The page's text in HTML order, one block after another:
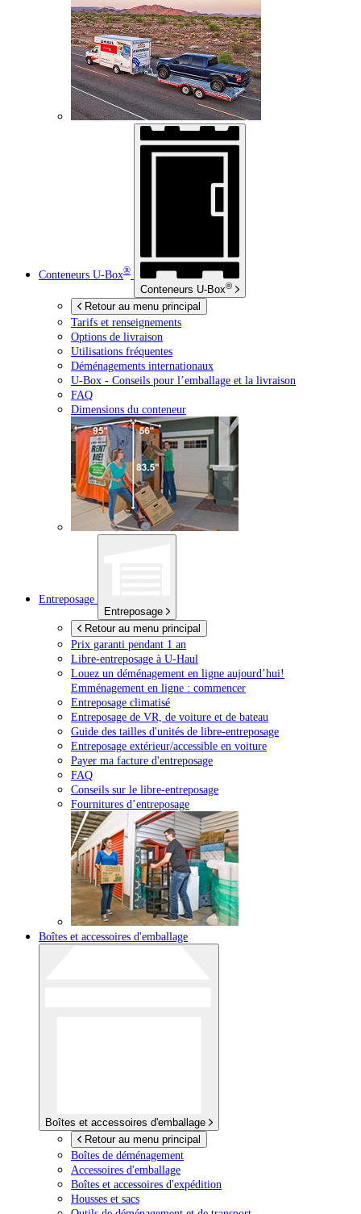
Conteneurs U-Box®
Conteneurs U-Box®
Retour au menu principal
Tarifs et renseignements
Options de livraison
Utilisations fréquentes
Déménagements internationaux
U-Box - Conseils pour l’emballage et la livraison
FAQ
Dimensions du conteneur
Entreposage
Entreposage
Retour au menu principal
Prix garanti pendant 1 an
Libre-entreposage à U-Haul
Louez un déménagement en ligne aujourd’hui!
Emménagement en ligne : commencer
Entreposage climatisé
Entreposage de VR, de voiture et de bateau
Guide des tailles d'unités de libre-entreposage
Entreposage extérieur/accessible en voiture
Payer ma facture d'entreposage
FAQ
Conseils sur le libre-entreposage
Fournitures d’entreposage
Boîtes et accessoires d'emballage
Boîtes et accessoires d'emballage
Retour au menu principal
Boîtes de déménagement
Accessoires d'emballage
Boîtes et accessoires d'expédition
Housses et sacs